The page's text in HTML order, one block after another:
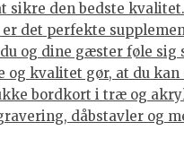
den bedste
det perfekte
og dine gæster føle sig
kvalitet gør, at du
bordkort i træ og
dåbstavler og